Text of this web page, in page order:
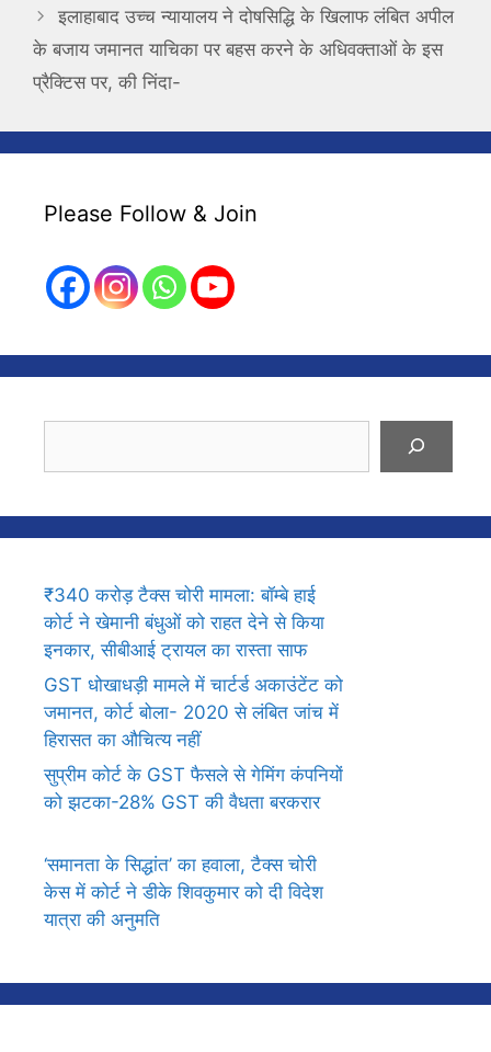
इलाहाबाद उच्च न्यायालय ने दोषसिद्धि के खिलाफ लंबित अपील
के बजाय जमानत याचिका पर बहस करने के अधिवक्ताओं के इस
प्रैक्टिस पर, की निंदा-
Please Follow & Join
₹340 करोड़ टैक्स चोरी मामला: बॉम्बे हाई
कोर्ट ने खेमानी बंधुओं को राहत देने से किया
इनकार, सीबीआई ट्रायल का रास्ता साफ
GST धोखाधड़ी मामले में चार्टर्ड अकाउंटेंट को
जमानत, कोर्ट बोला- 2020 से लंबित जांच में
हिरासत का औचित्य नहीं
सुप्रीम कोर्ट के GST फैसले से गेमिंग कंपनियों
को झटका-28% GST की वैधता बरकरार
‘समानता के सिद्धांत’ का हवाला, टैक्स चोरी
केस में कोर्ट ने डीके शिवकुमार को दी विदेश
यात्रा की अनुमति